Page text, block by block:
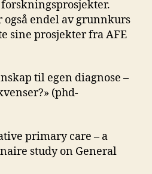
også endel av grunnkurs
sine prosjekter fra AFE
til egen diagnose –
(phd-
primary care – a
study on General